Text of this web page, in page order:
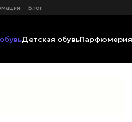
Блог
Детская обувьПарфюмерия